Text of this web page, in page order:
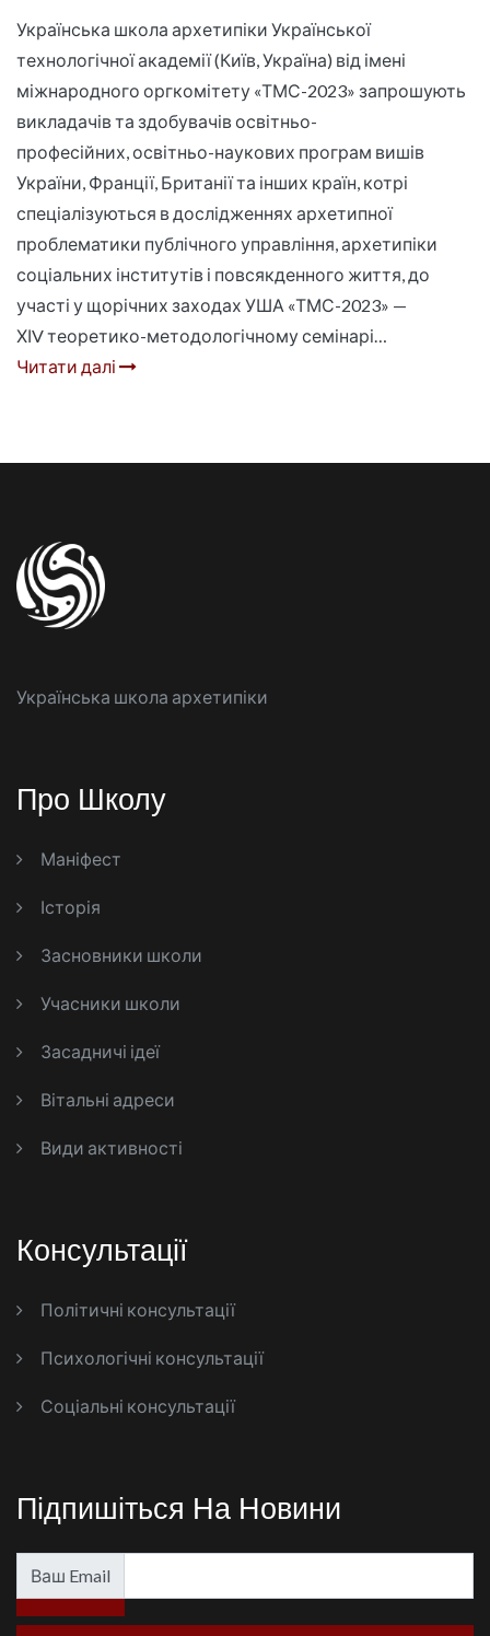
Українська школа архетипіки Української
технологічної академії (Київ, Україна) від імені
міжнародного оргкомітету «ТМС-2023» запрошують
викладачів та здобувачів освітньо-
професійних, освітньо-наукових програм вишів
України, Франції, Британії та інших країн, котрі
спеціалізуються в дослідженнях архетипної
проблематики публічного управління, архетипіки
соціальних інститутів і повсякденного життя, до
участі у щорічних заходах УША «ТМС-2023» —
ХІV теоретико-методологічному семінарі…
Читати далі
Українська школа архетипіки
Про Школу
Маніфест
Історія
Засновники школи
Учасники школи
Засадничі ідеї
Вітальні адреси
Види активності
Консультації
Політичні консультації
Психологічні консультації
Соціальні консультації
Підпишіться На Новини
Ваш Email